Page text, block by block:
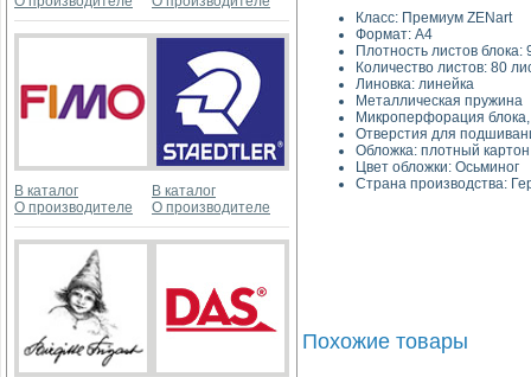
В каталог
О производителе
В каталог
О производителе
Класс:
Плотность
Количество листов: 80
Линовка:
Металлическая
Микроперфорация
Отверстия для
Обложка:
Цвет обложки:
Страна производства:
Похожие товары